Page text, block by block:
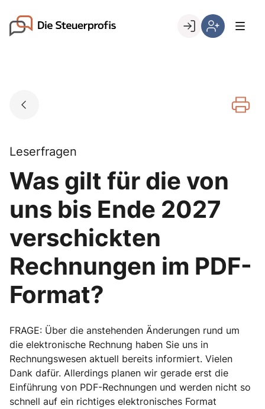
content
Go to landing page.
registrieren,
Leserfragen
Was gilt für die von
uns bis Ende 2027
verschickten
Rechnungen im PDF-
Format?
FRAGE: Über die anstehenden Änderungen rund um
die elektronische Rechnung haben Sie uns in
Rechnungswesen aktuell bereits informiert. Vielen
Dank dafür. Allerdings planen wir gerade erst die
Einführung von PDF-Rechnungen und werden nicht so
schnell auf ein richtiges elektronisches Format